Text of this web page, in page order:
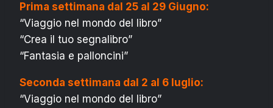
Prima settimana dal 25 al 29 Giugno:
“Viaggio nel mondo del libro”
“Crea il tuo segnalibro”
“Fantasia e palloncini”
Seconda settimana dal 2 al 6 luglio:
“Viaggio nel mondo del libro”